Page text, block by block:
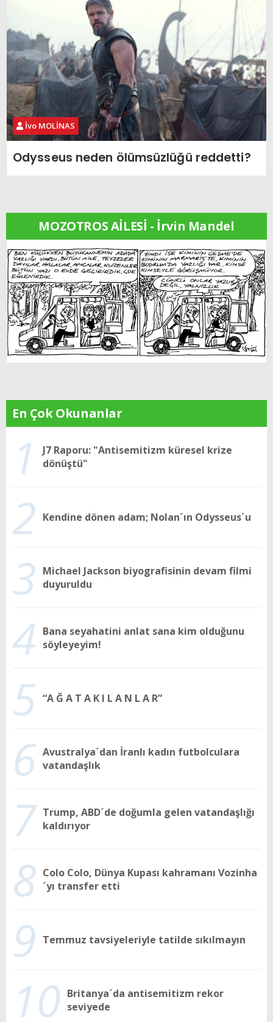
İvo MOLİNAS
Odysseus neden ölümsüzlüğü reddetti?
MOZOTROS AİLESİ - İrvin Mandel
En Çok Okunanlar
1
J7 Raporu: "Antisemitizm küresel krize
dönüştü"
2 Kendine dönen adam; Nolan´ın Odysseus´u
3 Michael Jackson biyografisinin devam filmi
duyuruldu
4 Bana seyahatini anlat sana kim olduğunu
söyleyeyim!
5 “A Ğ A T A K I L A N L A R”
6 Avustralya´dan İranlı kadın futbolculara
vatandaşlık
7 Trump, ABD´de doğumla gelen vatandaşlığı
kaldırıyor
8 Colo Colo, Dünya Kupası kahramanı Vozinha
´yı transfer etti
9 Temmuz tavsiyeleriyle tatilde sıkılmayın
10 Britanya´da antisemitizm rekor
seviyede